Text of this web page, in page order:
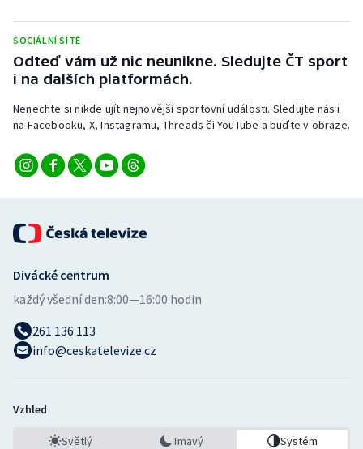
SOCIÁLNÍ SÍTĚ
Odteď vám už nic neunikne. Sledujte ČT sport
i na dalších platformách.
Nenechte si nikde ujít nejnovější sportovní události. Sledujte nás i
na Facebooku, X, Instagramu, Threads či YouTube a buďte v obraze.
Divácké centrum
každý všední den:8:00—16:00 hodin
261 136 113
info@ceskatelevize.cz
Vzhled
Světlý Tmavý Systém